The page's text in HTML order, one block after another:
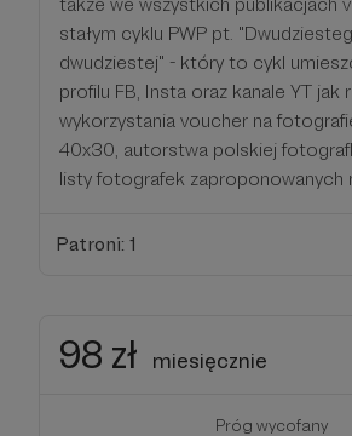
stałym cyklu PWP pt.
dwudziestej" - który to cykl
profilu FB, Insta oraz kanale YT jak
wykorzystania voucher na
40x30, autorstwa polskiej
listy fotografek zaproponowanych
Patroni: 1
98 zł miesięcznie
Próg wycofany